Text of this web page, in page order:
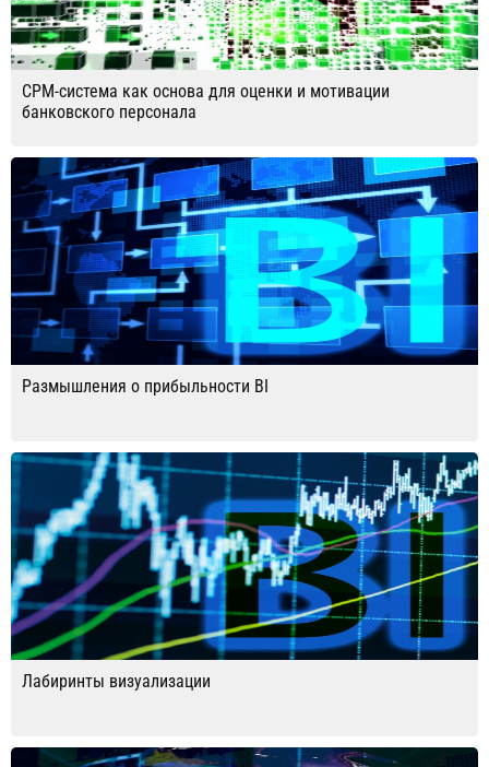
CPM-система как основа для оценки и мотивации
банковского персонала
Размышления о прибыльности BI
Лабиринты визуализации